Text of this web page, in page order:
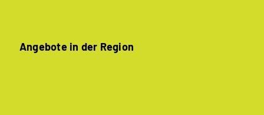
Angebote in der Region